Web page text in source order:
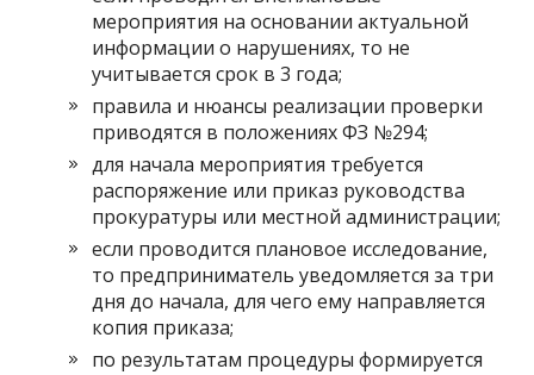
мероприятия на основании актуальной
информации о нарушениях, то не
учитывается срок в 3 года;
правила и нюансы реализации проверки
приводятся в положениях ФЗ №294;
для начала мероприятия требуется
распоряжение или приказ руководства
прокуратуры или местной администрации;
если проводится плановое исследование,
то предприниматель уведомляется за три
дня до начала, для чего ему направляется
копия приказа;
по результатам процедуры формируется